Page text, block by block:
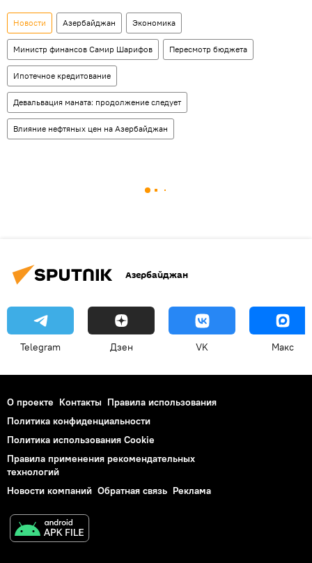
Новости Азербайджан Экономика
Министр финансов Самир Шарифов Пересмотр бюджета
Ипотечное кредитование
Девальвация маната: продолжение следует
Влияние нефтяных цен на Азербайджан
Азербайджан
Telegram Дзен VK Макс
О проекте Контакты Правила использования
Политика конфиденциальности
Политика использования Cookie
Правила применения рекомендательных
технологий
Новости компаний Обратная связь Реклама